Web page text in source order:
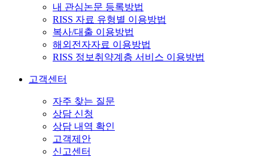
내 관심논문 등록방법
RISS 자료 유형별 이용방법
복사/대출 이용방법
해외전자자료 이용방법
RISS 정보취약계층 서비스 이용방법
고객센터
자주 찾는 질문
상담 신청
상담 내역 확인
고객제안
신고센터